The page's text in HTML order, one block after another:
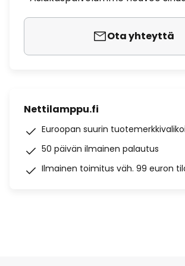
Ota yhteyttä
Nettilamppu.fi
Euroopan suurin
50 päivän ilmainen palautus
Ilmainen toimitus väh. 99 euron